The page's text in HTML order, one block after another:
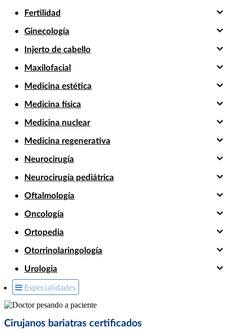
Fertilidad
Ginecología
Injerto de cabello
Maxilofacial
Medicina estética
Medicina física
Medicina nuclear
Medicina regenerativa
Neurocirugía
Neurocirugía pediátrica
Oftalmología
Oncología
Ortopedia
Otorrinolaringología
Urologia
Especialidades
Cirujanos bariatras certificados